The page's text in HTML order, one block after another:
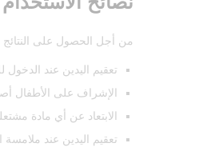
من أجل الحصول على النتائج
تعقيم اليدين عند الدخول
الإشراف على الأطفال أصغر من
الابتعاد عن أي مادة
تعقيم اليدين عند ملامسة